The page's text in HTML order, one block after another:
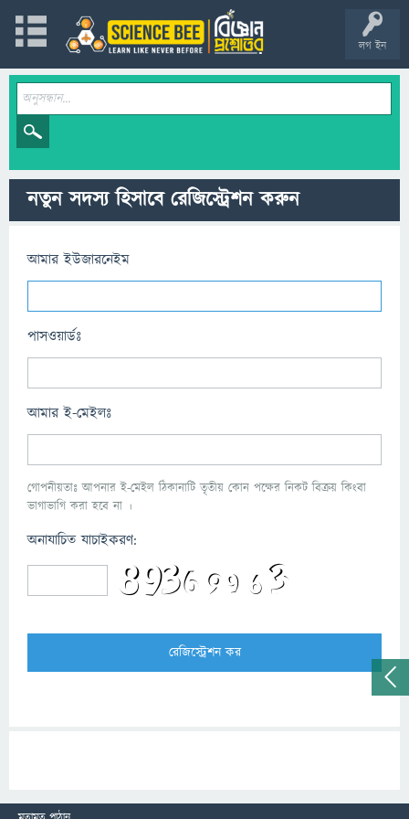
লগ ইন
নতুন সদস্য হিসাবে রেজিস্ট্রেশন করুন
আমার ইউজারনেইম
পাসওয়ার্ডঃ
আমার ই-মেইলঃ
গোপনীয়তাঃ আপনার ই-মেইল ঠিকানাটি তৃতীয় কোন পক্ষের নিকট বিক্রয় কিংবা
ভাগাভাগি করা হবে না ।
অনাযাচিত যাচাইকরণ: